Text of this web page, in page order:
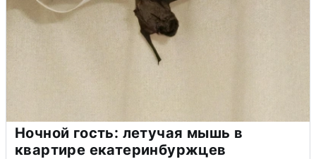
Ночной гость: летучая мышь в
квартире екатеринбуржцев